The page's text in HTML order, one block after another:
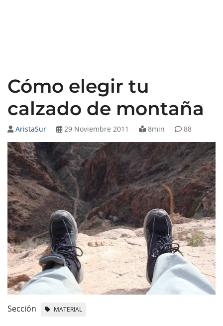
Cómo elegir tu
calzado de montaña
AristaSur 29 Noviembre 2011 8min 88
Sección MATERIAL